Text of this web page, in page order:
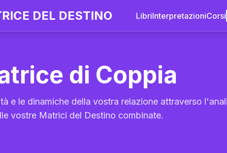
DEL DESTINO LibriInterpretazioniCorsi
di Coppia
e le dinamiche della vostra relazione attraverso
vostre Matrici del Destino combinate.